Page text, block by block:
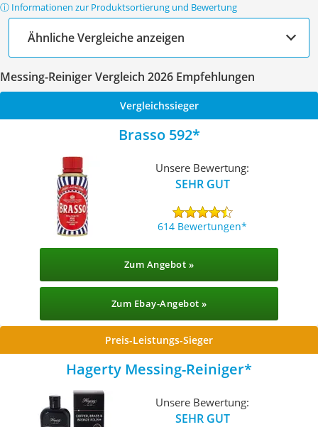
ⓘ Informationen zur Produktsortierung und Bewertung
Ähnliche Vergleiche anzeigen
Messing-Reiniger Vergleich 2026 Empfehlungen
Vergleichssieger
Brasso 592
Unsere Bewertung:
SEHR GUT
614 Bewertungen
Zum Angebot »
Zum Ebay-Angebot »
Preis-Leistungs-Sieger
Hagerty Messing-Reiniger
Unsere Bewertung:
SEHR GUT